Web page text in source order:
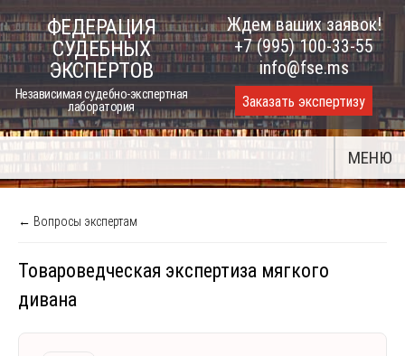
Skip
to
content
ФЕДЕРАЦИЯ
СУДЕБНЫХ
ЭКСПЕРТОВ
Независимая судебно-экспертная
лаборатория
Ждем ваших заявок!
+7 (995) 100-33-55
info@fse.ms
Заказать экспертизу
МЕНЮ
← Вопросы экспертам
Товароведческая экспертиза мягкого
дивана